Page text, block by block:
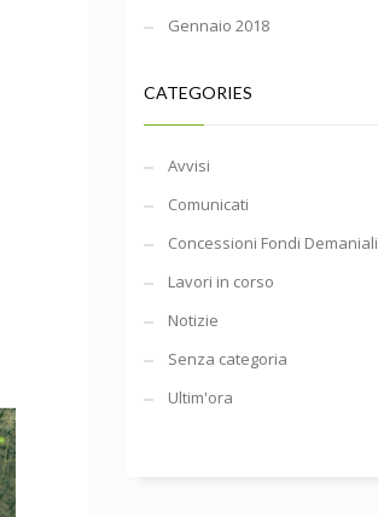
Gennaio 2018
CATEGORIES
Avvisi
Comunicati
Concessioni Fondi Demaniali
Lavori in corso
Notizie
Senza categoria
Ultim'ora